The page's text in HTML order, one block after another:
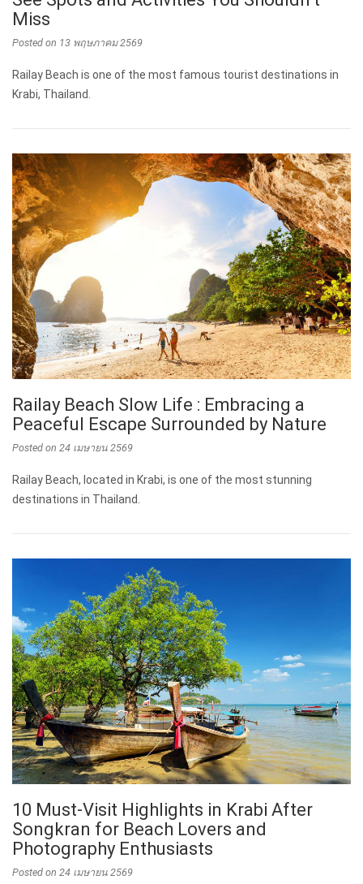
Miss
Posted on 13 พฤษภาคม 2569
Railay Beach is one of the most famous tourist destinations in
Krabi, Thailand.
Railay Beach Slow Life : Embracing a
Peaceful Escape Surrounded by Nature
Posted on 24 เมษายน 2569
Railay Beach, located in Krabi, is one of the most stunning
destinations in Thailand.
10 Must-Visit Highlights in Krabi After
Songkran for Beach Lovers and
Photography Enthusiasts
Posted on 24 เมษายน 2569